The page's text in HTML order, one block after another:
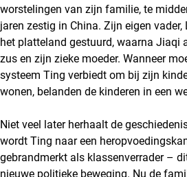
worstelingen van zijn familie, te
jaren zestig in China. Zijn eigen
het platteland gestuurd, waarna Jiaqi
zus en zijn zieke moeder. Wanneer
systeem Ting verbiedt om bij zijn
wonen, belanden de kinderen in een
Niet veel later herhaalt de
wordt Ting naar een
gebrandmerkt als klassenverrader –
nieuwe politieke beweging. Nu de